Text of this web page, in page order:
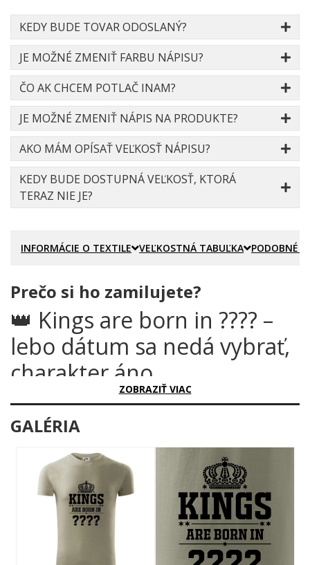
KEDY BUDE TOVAR ODOSLANÝ?
JE MOŽNÉ ZMENIŤ FARBU NÁPISU?
ČO AK CHCEM POTLAČ INAM?
JE MOŽNÉ ZMENIŤ NÁPIS NA PRODUKTE?
AKO MÁM OPÍSAŤ VEĽKOSŤ NÁPISU?
KEDY BUDE DOSTUPNÁ VEĽKOSŤ, KTORÁ
TERAZ NIE JE?
INFORMÁCIE O TEXTILE VEĽKOSTNÁ TABUĽKA PODOBNÉ
Prečo si ho zamilujete?
👑 Kings are born in ???? –
lebo dátum sa nedá vybrať,
charakter áno
Niektorí ľudia sa jednoducho narodili s korunou na hlave. Nie
na bielom. Alebo na čomkoľvek inom. Rok, mesiac, deň – to nie
Prečo je tento motív úžasný?
Dizajn hovorí sám za seba: masívne písmená, kráľovská koruna
plná detailov a štyri otázniky, ktoré čakajú práve na tvoj dátum
narodenia. Tučná collegiate typografia vyžaruje silu a
sebavedomie, hviezdy a linky dodávajú kompozícii vznešený,
takmer heraldický charakter. Je to jednoduché, výrazné a
ZOBRAZIŤ VIAC
GALÉRIA